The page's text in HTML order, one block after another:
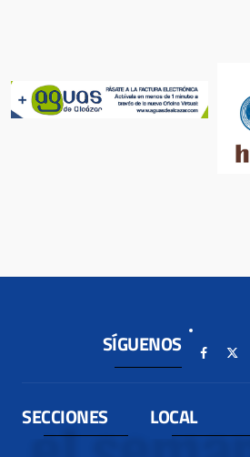
SÍGUENOS
SECCIONES LOCAL